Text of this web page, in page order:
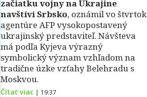
začiatku vojny na Ukrajine
navštívi Srbsko, oznámil vo štvrtok
agentúre AFP vysokopostavený
ukrajinský predstaviteľ. Návšteva
má podľa Kyjeva výrazný
symbolický význam vzhľadom na
tradične úzke vzťahy Belehradu s
Moskvou.
Čítať viac | 19:37